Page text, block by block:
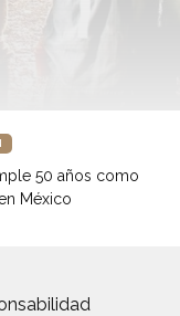
50 años como
México